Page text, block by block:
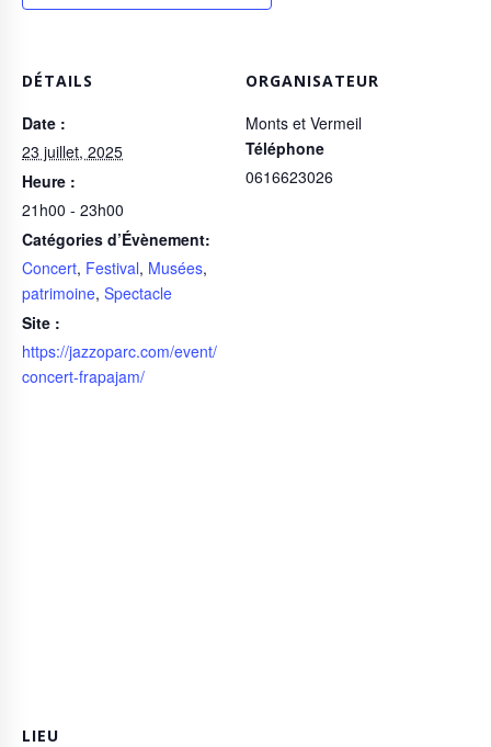
DÉTAILS
Date :
23 juillet, 2025
Heure :
21h00 - 23h00
Catégories d’Évènement:
Concert, Festival, Musées,
patrimoine, Spectacle
Site :
https://jazzoparc.com/event/
concert-frapajam/
ORGANISATEUR
Monts et Vermeil
Téléphone
0616623026
LIEU